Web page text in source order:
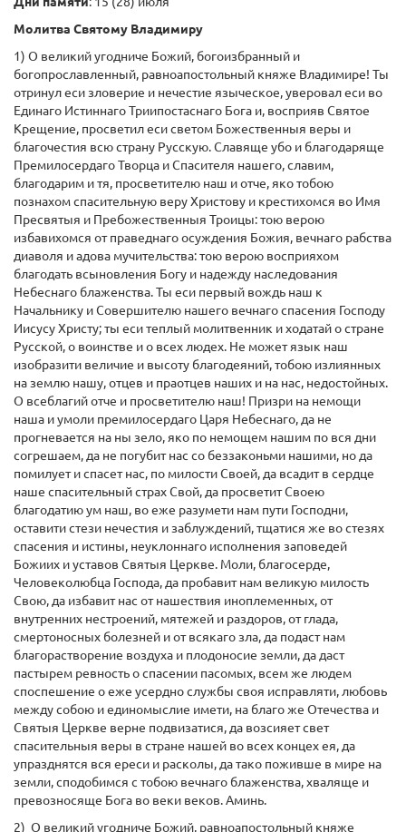
Молитва Святому Владимиру
1) О великий угодниче Божий, богоизбранный и
богопрославленный, равноапостольный княже Владимире! Ты
отринул еси зловерие и нечестие языческое, уверовал еси во
Единаго Истиннаго Триипостаснаго Бога и, восприяв Святое
Крещение, просветил еси светом Божественныя веры и
благочестия всю страну Русскую. Славяще убо и благодаряще
Премилосердаго Творца и Спасителя нашего, славим,
благодарим и тя, просветителю наш и отче, яко тобою
познахом спасительную веру Христову и крестихомся во Имя
Пресвятыя и Пребожественныя Троицы: тою верою
избавихомся от праведнаго осуждения Божия, вечнаго рабства
диаволя и адова мучительства: тою верою восприяхом
благодать всыновления Богу и надежду наследования
Небеснаго блаженства. Ты еси первый вождь наш к
Начальнику и Совершителю нашего вечнаго спасения Господу
Иисусу Христу; ты еси теплый молитвенник и ходатай о стране
Русской, о воинстве и о всех людех. Не может язык наш
изобразити величие и высоту благодеяний, тобою излиянных
на землю нашу, отцев и праотцев наших и на нас, недостойных.
О всеблагий отче и просветителю наш! Призри на немощи
наша и умоли премилосердаго Царя Небеснаго, да не
прогневается на ны зело, яко по немощем нашим по вся дни
согрешаем, да не погубит нас со беззаконьми нашими, но да
помилует и спасет нас, по милости Своей, да всадит в сердце
наше спасительный страх Свой, да просветит Своею
благодатию ум наш, во еже разумети нам пути Господни,
оставити стези нечестия и заблуждений, тщатися же во стезях
спасения и истины, неуклоннаго исполнения заповедей
Божиих и уставов Святыя Церкве. Моли, благосерде,
Человеколюбца Господа, да пробавит нам великую милость
Свою, да избавит нас от нашествия иноплеменных, от
внутренних нестроений, мятежей и раздоров, от глада,
смертоносных болезней и от всякаго зла, да подаст нам
благорастворение воздуха и плодоносие земли, да даст
пастырем ревность о спасении пасомых, всем же людем
споспешение о еже усердно службы своя исправляти, любовь
между собою и единомыслие имети, на благо же Отечества и
Святыя Церкве верне подвизатися, да возсияет свет
спасительныя веры в стране нашей во всех концех ея, да
упразднятся вся ереси и расколы, да тако поживше в мире на
земли, сподобимся с тобою вечнаго блаженства, хваляще и
превозносяще Бога во веки веков. Аминь.
2) О великий угодниче Божий, равноапостольный княже